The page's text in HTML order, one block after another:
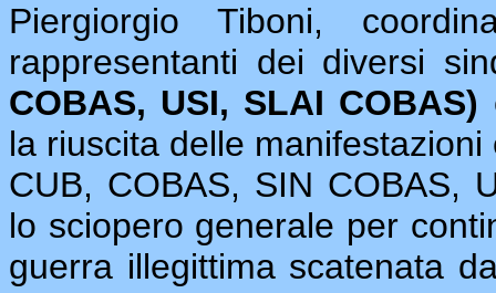
Piergiorgio Tiboni,
rappresentanti dei diversi
COBAS, USI, SLAI COBAS)
la riuscita delle
CUB, COBAS, SIN COBAS,
lo sciopero generale per
guerra illegittima scatenata